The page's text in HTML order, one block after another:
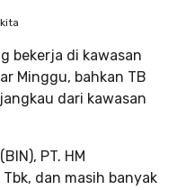
bekerja di kawasan
Minggu, bahkan TB
dari kawasan
PT. HM
Tbk, dan masih banyak